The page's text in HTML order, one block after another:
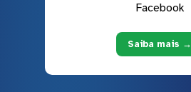
Facebook
Saiba mais →